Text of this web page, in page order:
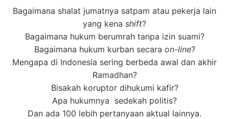
Bagaimana shalat jumatnya satpam atau pekerja lain
yang kena shift?
Bagaimana hukum berumrah tanpa izin suami?
Bagaimana hukum kurban secara on-line?
Mengapa di Indonesia sering berbeda awal dan akhir
Ramadhan?
Bisakah koruptor dihukumi kafir?
Apa hukumnya sedekah politis?
Dan ada 100 lebih pertanyaan aktual lainnya.